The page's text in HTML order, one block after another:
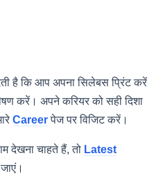
है कि आप अपना सिलेबस प्रिंट करें
करें। अपने करियर को सही दिशा
Careerपेज पर विजिट करें।
देखना चाहते हैं, तो Latest